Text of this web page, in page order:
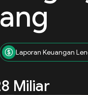
Laporan Keuangan
Miliar